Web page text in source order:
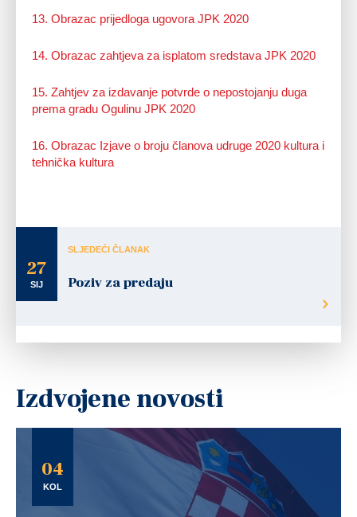
13. Obrazac prijedloga ugovora JPK 2020
14. Obrazac zahtjeva za isplatom sredstava JPK 2020
15. Zahtjev za izdavanje potvrde o nepostojanju duga
prema gradu Ogulinu JPK 2020
16. Obrazac Izjave o broju članova udruge 2020 kultura i
tehnička kultura
27
SIJ
SLJEDEĆI ČLANAK
Poziv za predaju
Izdvojene novosti
04
KOL